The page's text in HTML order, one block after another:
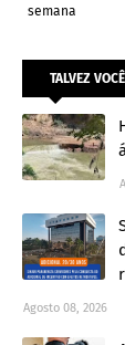
semana
TALVEZ
Agosto 08, 2026